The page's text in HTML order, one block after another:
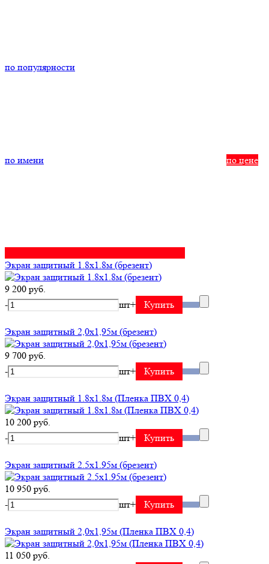
по популярности
по имени по цене
Экран защитный 1.8х1.8м (брезент)
9 200 руб.
-
шт+ Купить
Экран защитный 2,0х1,95м (брезент)
9 700 руб.
-
шт+ Купить
Экран защитный 1.8х1.8м (Пленка ПВХ 0,4)
10 200 руб.
-
шт+ Купить
Экран защитный 2.5х1.95м (брезент)
10 950 руб.
-
шт+ Купить
Экран защитный 2,0х1,95м (Пленка ПВХ 0,4)
11 050 руб.